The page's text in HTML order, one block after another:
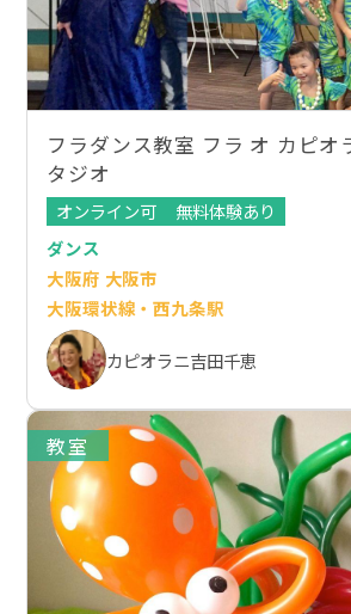
フラダンス教室 フラ オ カピオ
タジオ
オンライン可
無料体験あり
ダンス
大阪府 大阪市
大阪環状線・西九条駅
カピオラニ吉田千恵
教室